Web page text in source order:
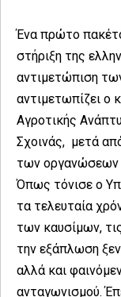
Ένα πρώτο
στήριξη της
αντιμετώπιση
αντιμετωπίζει ο
Αγροτικής
Σχοινάς, μετά
των οργανώσεων
Όπως τόνισε ο
τα τελευταία
των καυσίμων,
την εξάπλωση
αλλά και
ανταγωνισμού.